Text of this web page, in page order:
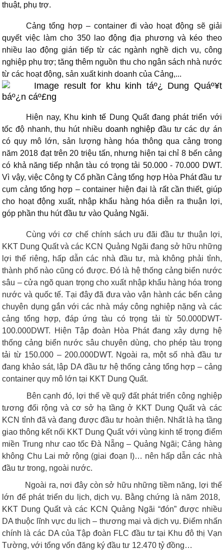
thuật, phụ trợ.
Cảng tổng hợp – container đi vào hoạt động sẽ giải
quyết việc làm cho 350 lao động địa phương và kéo theo
nhiều lao động gián tiếp từ các ngành nghề dịch vụ, công
nghiệp phụ trợ; tăng thêm nguồn thu cho ngân sách nhà nước
từ các hoạt động, sản xuất kinh doanh của Cảng,...
Hiện nay, Khu kinh tế Dung Quất đang phát triển với
tốc độ nhanh, thu hút nhiều doanh nghiệp đầu tư các dự án
có quy mô lớn, sản lượng hàng hóa thông qua cảng trong
năm 2018 đạt trên 20 triệu tấn, nhưng hiện tại chỉ 8 bến cảng
có khả năng tiếp nhận tàu có trọng tải 50.000 - 70.000 DWT.
Vì vậy, việc Công ty Cổ phần Cảng tổng hợp Hòa Phát đầu tư
cụm cảng tổng hợp – container hiện đại là rất cần thiết, giúp
cho hoạt động xuất, nhập khẩu hàng hóa diễn ra thuận lợi,
góp phần thu hút đầu tư vào Quảng Ngãi.
Cùng với cơ chế chính sách ưu đãi đầu tư thuận lợi,
KKT Dung Quất và các KCN Quảng Ngãi đang sở hữu những
lợi thế riêng, hấp dẫn các nhà đầu tư, mà không phải tỉnh,
thành phố nào cũng có được. Đó là hệ thống cảng biển nước
sâu – cửa ngõ quan trọng cho xuất nhập khẩu hàng hóa trong
nước và quốc tế. Tại đây đã đưa vào vận hành các bến cảng
chuyên dụng gắn với các nhà máy công nghiệp nặng và các
cảng tổng hợp, đáp ứng tàu có trọng tải từ 50.000DWT-
100.000DWT. Hiện Tập đoàn Hòa Phát đang xây dựng hệ
thống cảng biển nước sâu chuyên dùng, cho phép tàu trọng
tải từ 150.000 – 200.000DWT. Ngoài ra, một số nhà đầu tư
đang khảo sát, lập DA đầu tư hệ thống cảng tổng hợp – cảng
container quy mô lớn tại KKT Dung Quất.
Bên cạnh đó, lợi thế về quỹ đất phát triển công nghiệp
tương đối rộng và cơ sở hạ tầng ở KKT Dung Quất và các
KCN tỉnh đã và đang được đầu tư hoàn thiện. Nhất là hạ tầng
giao thông kết nối KKT Dung Quất với vùng kinh tế trọng điểm
miền Trung như cao tốc Đà Nẵng – Quảng Ngãi; Cảng hàng
không Chu Lai mở rộng (giai đoạn I)… nên hấp dẫn các nhà
đầu tư trong, ngoài nước.
Ngoài ra, nơi đây còn sở hữu những tiềm năng, lợi thế
lớn để phát triển du lịch, dịch vụ. Bằng chứng là năm 2018,
KKT Dung Quất và các KCN Quảng Ngãi “đón” được nhiều
DA thuộc lĩnh vực du lịch – thương mại và dịch vụ. Điểm nhấn
chính là các DA của Tập đoàn FLC đầu tư tại Khu đô thị Vạn
Tường, với tổng vốn đăng ký đầu tư 12.470 tỷ đồng…